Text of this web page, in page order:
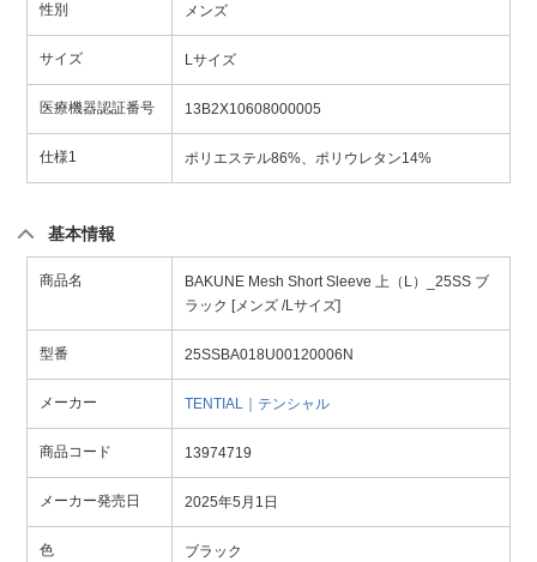
性別 メンズ
サイズ Lサイズ
医療機器認証番号 13B2X10608000005
仕様1 ポリエステル86%、ポリウレタン14%
基本情報
商品名
BAKUNE Mesh Short Sleeve 上（L）_25SS ブ
ラック [メンズ /Lサイズ]
型番 25SSBA018U00120006N
メーカー TENTIAL｜テンシャル
商品コード 13974719
メーカー発売日 2025年5月1日
色 ブラック